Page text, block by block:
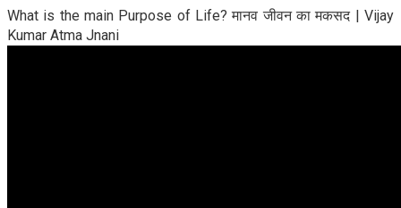
What is the main Purpose of Life? मानव जीवन का मकसद | Vijay
Kumar Atma Jnani